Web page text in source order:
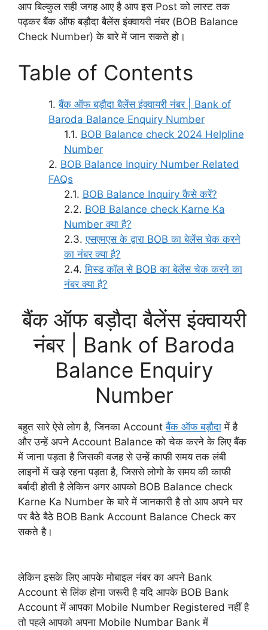
आप बिल्कुल सही जगह आए है आप इस Post को लास्ट तक
पढ़कर बैंक ऑफ बड़ौदा बैलेंस इंक्वायरी नंबर (BOB Balance
Check Number) के बारे में जान सकते हो।
Table of Contents
बैंक ऑफ बड़ौदा बैलेंस इंक्वायरी नंबर | Bank of
Baroda Balance Enquiry Number
BOB Balance check 2024 Helpline
Number
BOB Balance Inquiry Number Related
FAQs
BOB Balance Inquiry कैसे करें?
BOB Balance check Karne Ka
Number क्या है?
एसएमएस के द्वारा BOB का बेलेंस चेक करने
का नंबर क्या है?
मिस्ड कॉल से BOB का बेलेंस चेक करने का
नंबर क्या है?
बैंक ऑफ बड़ौदा बैलेंस इंक्वायरी
नंबर | Bank of Baroda
Balance Enquiry
Number
बहुत सारे ऐसे लोग है, जिनका Accountबैंक ऑफ बड़ौदा में है
और उन्हें अपने Account Balance को चेक करने के लिए बैंक
में जाना पड़ता है जिसकी वजह से उन्हें काफी समय तक लंबी
लाइनों में खड़े रहना पड़ता है, जिससे लोगो के समय की काफी
बर्बादी होती है लेकिन अगर आपको BOB Balance check
Karne Ka Number के बारे में जानकारी है तो आप अपने घर
पर बैठे बैठे BOB Bank Account Balance Check कर
सकते है।
लेकिन इसके लिए आपके मोबाइल नंबर का अपने Bank
Account से लिंक होना जरूरी है यदि आपके BOB Bank
Account में आपका Mobile Number Registered नहीं है
तो पहले आपको अपना Mobile Numbar Bank में